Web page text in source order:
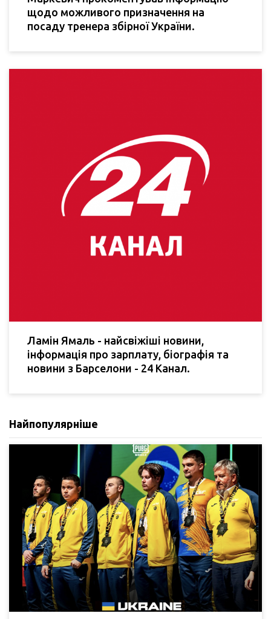
щодо можливого призначення на
посаду тренера збірної України.
Ламін Ямаль - найсвіжіші новини,
інформація про зарплату, біографія та
новини з Барселони - 24 Канал.
Найпопулярніше